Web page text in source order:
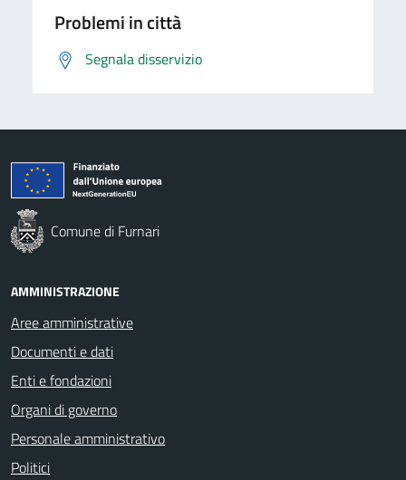
Problemi in città
Segnala disservizio
Comune di Furnari
AMMINISTRAZIONE
Aree amministrative
Documenti e dati
Enti e fondazioni
Organi di governo
Personale amministrativo
Politici